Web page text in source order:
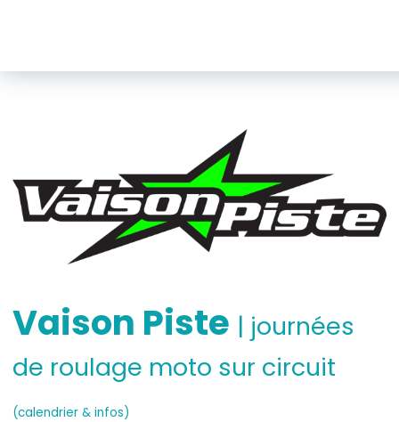
Vaison Piste | journées
de roulage moto sur circuit
(calendrier & infos)